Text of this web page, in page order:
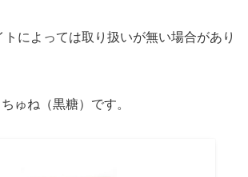
によっては取り扱いが無い場合があり
ゅね（黒糖）です。